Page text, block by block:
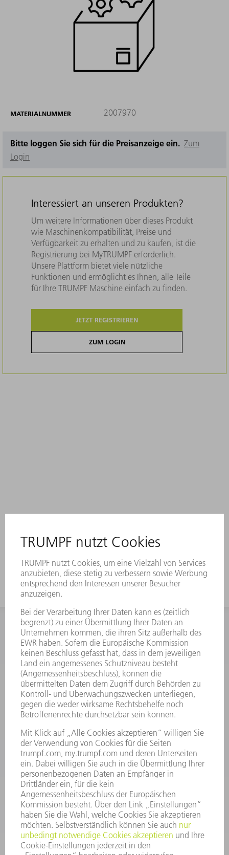
MATERIALNUMMER 2007970
Bitte loggen Sie sich für die Preisanzeige ein. Zum
Login
Interessiert an unseren Produkten?
Um weitere Informationen über dieses Produkt
wie Maschinenkompatibilität, Preise und
Verfügbarkeit zu erhalten und zu kaufen, ist die
Registrierung bei MyTRUMPF erforderlich.
Unsere Plattform bietet viele nützliche
Funktionen und ermöglicht es Ihnen, alle Teile
für Ihre TRUMPF Maschine einfach zu finden.
JETZT REGISTRIEREN
ZUM LOGIN
INFORMATION
Häufig gestellte Fragen
Allgemeine Geschäftsbedingungen
KONTAKT
Kundenbetreuung TRUMPF Werkzeugmaschinen
+49 7156 303 33222
Mo - Fr: 07:30 - 17:30 Uhr
Erweiterte Rufbereitschaft per Service App Mo - Fr:
06:30 - 20.00 Uhr Sa: 07:00 - 12:00 Uhr
Kundenbetreuung@trumpf.com
KONTAKT
Service TRUMPF Lasertechnik
+49 7156 303 37444
Mo - Fr: 07:30 - 18:00 Uhr
Additive Manufacturing 07:30 - 17:30 Uhr
spareparts.tld@trumpf.com